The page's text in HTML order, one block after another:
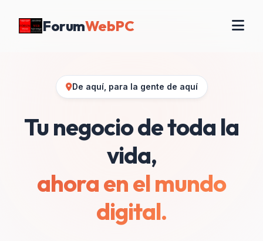
ForumWebPC
De aquí, para la gente de aquí
Tu negocio de toda la
vida,
ahora en el mundo
digital.